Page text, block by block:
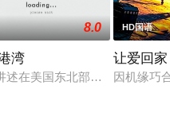
的冲绳。与母亲朱音、妹妹
8.0
湾
述在美国东北部一个小镇的农
HD国语
让爱回家
因机缘巧